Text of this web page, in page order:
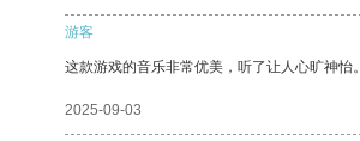
游客
这款游戏的音乐非常优美，听了让人心旷神怡。
2025-09-03